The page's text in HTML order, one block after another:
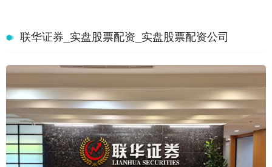
联华证券_实盘股票配资_实盘股票配资公司